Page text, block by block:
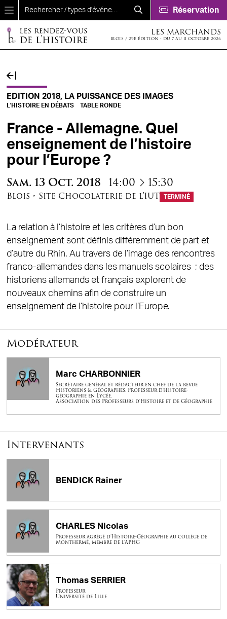
Aller au contenu principal
Réservation
LES MARCHANDS
BLOIS / 29E ÉDITION - DU 7 AU 11 OCTOBRE 2026
EDITION 2018, LA PUISSANCE DES IMAGES
L'HISTOIRE EN DÉBATS TABLE RONDE
France - Allemagne. Quel
enseignement de l’histoire
pour l’Europe ?
Sam. 13 Oct. 2018 14:00 à15:30
Blois • Site Chocolaterie de l'IUT TERMINÉ
La relation à l’histoire et les critères d’un bon
enseignement sont définis différemment de part et
d’autre du Rhin. Au travers de l’image des rencontres
franco-allemandes dans les manuels scolaires ; des
historiens allemands et français explorent de
nouveaux chemins afin de construire un
enseignement de l’histoire pour l’Europe.
Modérateur
Marc CHARBONNIER
Secrétaire général et rédacteur en chef de la revue
Historiens & Géographes. Professeur d'histoire-
géographie en Lycée.
Association des Professeurs d'Histoire et de Géographie
Intervenants
BENDICK Rainer
CHARLES Nicolas
Professeur agrégé d’Histoire-Géographie au collège de
Monthermé, membre de l’APHG
Thomas SERRIER
Professeur
Université de Lille